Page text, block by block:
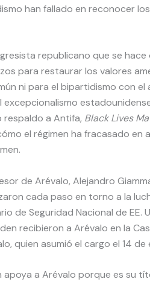
han fallado en reconocer
republicano que se
para restaurar los valores
ni para el bipartidismo con
excepcionalismo
a Antifa, Black Lives
el régimen ha fracasado en
de Arévalo, Alejandro
cada paso en torno a la
de Seguridad Nacional de EE.
recibieron a Arévalo en la
quien asumió el cargo el 14
apoya a Arévalo porque es su